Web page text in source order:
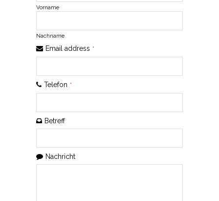
Vorname
Nachname
Email address *
Telefon *
Betreff
Nachricht